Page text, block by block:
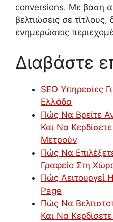
conversions. Με βάση
βελτιώσεις σε
ενημερώσεις
Διαβάστε
SEO Υπηρεσίες
Ελλάδα
Πώς Να Βρείτε
Και Να
Μετρούν
Πώς Να
Γραφείο Στη
Πώς Λειτουργεί
Page
Πώς Να
Και Να